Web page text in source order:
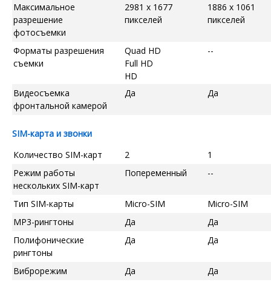
Максимальное
разрешение
фотосъемки
2981 x 1677
пикселей
1886 x 1061
пикселей
Форматы разрешения
съемки
Quad HD
Full HD
HD
--
Видеосъемка
фронтальной камерой
Да Да
SIM-карта и звонки
Количество SIM-карт
2
1
Режим работы
нескольких SIM-карт
Попеременный --
Тип SIM-карты Micro-SIM
Micro-SIM
MP3-рингтоны
Да
Да
Полифонические
рингтоны
Да Да
Виброрежим Да
Да